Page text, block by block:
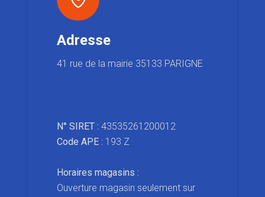
Adresse
41 rue de la mairie 35133 PARIGNE
N° SIRET : 43535261200012
Code APE : 193 Z
Horaires magasins :
Ouverture magasin seulement sur